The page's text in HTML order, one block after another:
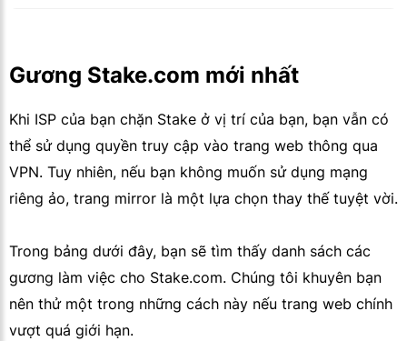
Gương Stake.com mới nhất
Khi ISP của bạn chặn Stake ở vị trí của bạn, bạn vẫn có
thể sử dụng quyền truy cập vào trang web thông qua
VPN. Tuy nhiên, nếu bạn không muốn sử dụng mạng
riêng ảo, trang mirror là một lựa chọn thay thế tuyệt vời.
Trong bảng dưới đây, bạn sẽ tìm thấy danh sách các
gương làm việc cho Stake.com. Chúng tôi khuyên bạn
nên thử một trong những cách này nếu trang web chính
vượt quá giới hạn.